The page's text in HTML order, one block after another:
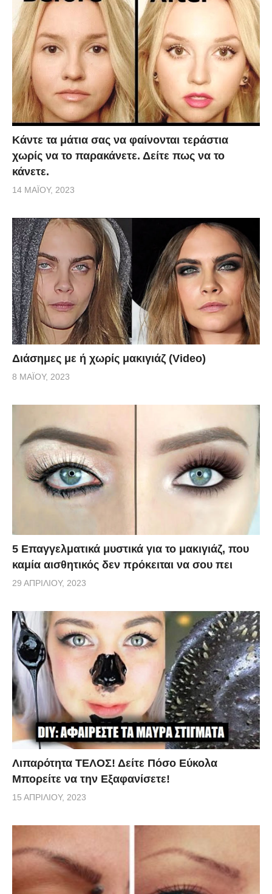
Κάντε τα μάτια σας να φαίνονται τεράστια
χωρίς να το παρακάνετε. Δείτε πως να το
κάνετε.
14 ΜΑΪ́ΟΥ, 2023
Διάσημες με ή χωρίς μακιγιάζ (Video)
8 ΜΑΪ́ΟΥ, 2023
5 Επαγγελματικά μυστικά για το μακιγιάζ, που
καμία αισθητικός δεν πρόκειται να σου πει
29 ΑΠΡΙΛΊΟΥ, 2023
Λιπαρότητα ΤΕΛΟΣ! Δείτε Πόσο Εύκολα
Μπορείτε να την Εξαφανίσετε!
15 ΑΠΡΙΛΊΟΥ, 2023